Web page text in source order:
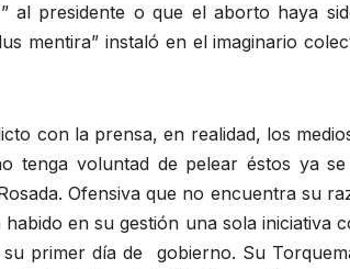
al presidente o que el aborto haya
mentira” instaló en el imaginario
con la prensa, en realidad, los
tenga voluntad de pelear éstos ya
Ofensiva que no encuentra su
en su gestión una sola
primer día de gobierno. Su